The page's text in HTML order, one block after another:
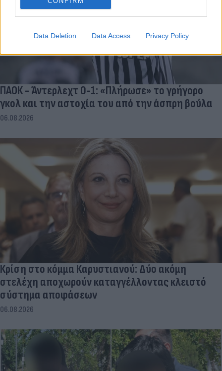
Data Deletion Data Access Privacy Policy
ΠΑΟΚ - Άντερλεχτ 0-1: «Πλήρωσε» το γρήγορο
γκολ και την αστοχία του από την άσπρη βούλα
06.08.2026
Κρίση στο κόμμα Καρυστιανού: Δύο ακόμη
στελέχη αποχωρούν καταγγέλλοντας κλειστό
σύστημα αποφάσεων
06.08.2026